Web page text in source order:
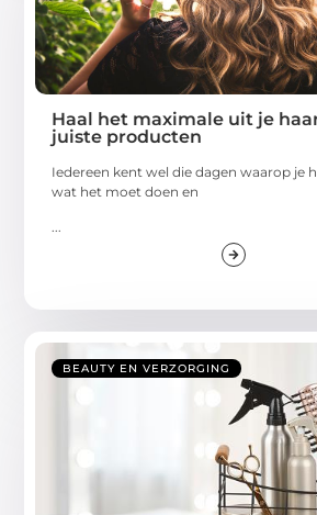
Haal het maximale uit je
juiste producten
Iedereen kent wel die dagen waarop je
wat het moet doen en
...
BEAUTY EN VERZORGING